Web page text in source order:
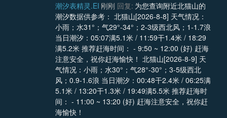
潮汐表精灵.EI 刚刚 回复: 为您查询附近北猫山的
潮汐数据供参考： 北猫山[2026-8-8] 天气情况：
小雨；水31°；气29°-34°；2-3级西北风；1-1.7浪
当日潮汐：05:07满5.1米 / 11:59干1.4米 / 18:29
满5.2米 推荐赶海时间： - 9:50 ~ 12:00 (好) 赶海
注意安全，祝你赶海愉快！ 北猫山[2026-8-9] 天
气情况：小雨；水30°；气28°-30°；3-5级西北
风；0.9-1.6浪 当日潮汐：00:48干2.4米 / 06:25满
5.1米 / 13:20干1.3米 / 19:49满5.5米 推荐赶海时
间： - 11:00 ~ 13:20 (好) 赶海注意安全，祝你赶
海愉快！